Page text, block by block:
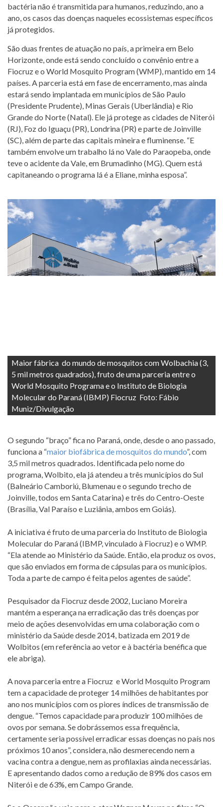
bactéria não é transmitida para humanos, reduzindo, ano a
ano, os casos das doenças naqueles ecossistemas específicos
já protegidos.
São duas frentes de atuação no país, a primeira em Belo
Horizonte, onde está sendo concluído o convênio entre a
Fiocruz e o World Mosquito Program (WMP), mantido em 14
países. A parceria está em fase de encerramento, mas ainda
estará sendo implantada em municípios de São Paulo
(Presidente Prudente), Minas Gerais (Uberlândia) e Rio
Grande do Norte (Natal). Ele já protege as cidades de Niterói
(RJ), Foz do Iguaçu (PR), Londrina (PR) e parte de Joinville
(SC), além de parte das capitais mineira e fluminense. “E
também envolve um trabalho lá no Vale do Paraopeba, onde
teve o acidente da Vale, em Brumadinho (MG). Quem está
capitaneando o programa lá é a Eliane, minha esposa”.
Maior fábrica do mundo de mosquitos com Wolbachia (3,
5 mil metros quadrados), fruto de uma parceria entre o
World Mosquito Programa e o Instituto de Biologia
Molecular do Paraná (IBMP) Fiocruz Foto: Fábio
Muniz/Divulgação
O segundo “braço” fica no Paraná, onde, desde o ano passado,
funciona a “maior biofábrica de mosquitos do mundo”, com
3,5 mil metros quadrados. Identificada pelo nome do
programa, Wolbito, ela já atendeu a três municípios do Sul
(Balneário Camboriú, Blumenau e o segundo trecho de
Joinville, todos em Santa Catarina) e três do Centro-Oeste
(Brasília, Val Paraíso e Luziânia, ambos em Goiás).
A iniciativa é fruto de uma parceria do Instituto de Biologia
Molecular do Paraná (IBMP, vinculado à Fiocruz) e o WMP.
“Ela atende ao Ministério da Saúde. Então, ela produz os ovos,
que são enviados em forma de cápsulas para os municípios.
Toda a parte de campo é feita pelos agentes de saúde”.
Pesquisador da Fiocruz desde 2002, Luciano Moreira
mantém a esperança na erradicação das três doenças por
meio de ações desenvolvidas em uma colaboração com o
ministério da Saúde desde 2014, batizada em 2019 de
Wolbitos (em referência ao vetor e à bactéria benéfica que
ele abriga).
A nova parceria entre a Fiocruz e World Mosquito Program
tem a capacidade de proteger 14 milhões de habitantes por
ano nos municípios com os piores índices de transmissão de
dengue. “Temos capacidade para produzir 100 milhões de
ovos por semana. Se dobrássemos essa frequência,
certamente seria possível erradicar essas doenças no país nos
próximos 10 anos”, considera, não desmerecendo nem a
vacina contra a dengue, nem as profilaxias ainda necessárias.
E apresentando dados como a redução de 89% dos casos em
Niterói e de 63%, em Campo Grande.